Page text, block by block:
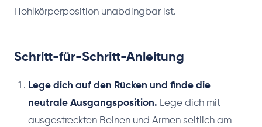
Hohlkörperposition unabdingbar ist.
Schritt-für-Schritt-Anleitung
Lege dich auf den Rücken und finde die
neutrale Ausgangsposition. Lege dich mit
ausgestreckten Beinen und Armen seitlich am